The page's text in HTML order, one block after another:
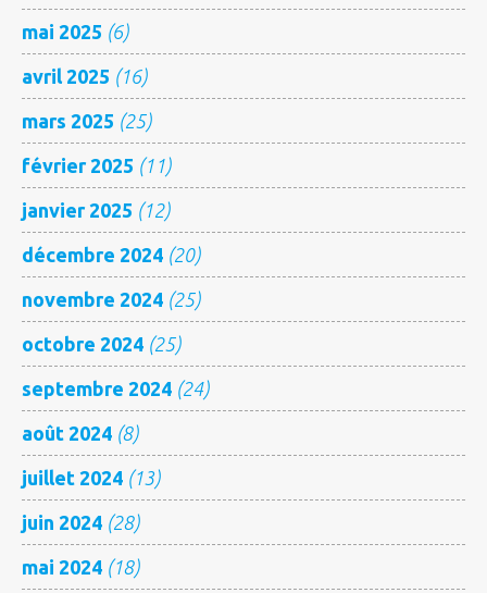
mai 2025 (6)
avril 2025 (16)
mars 2025 (25)
février 2025 (11)
janvier 2025 (12)
décembre 2024 (20)
novembre 2024 (25)
octobre 2024 (25)
septembre 2024 (24)
août 2024 (8)
juillet 2024 (13)
juin 2024 (28)
mai 2024 (18)